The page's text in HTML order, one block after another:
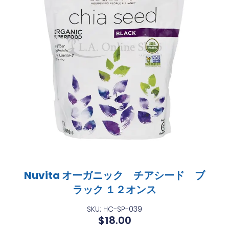
Nuvita オーガニック チアシード ブ
ラック １２オンス
SKU: HC-SP-039
$18.00